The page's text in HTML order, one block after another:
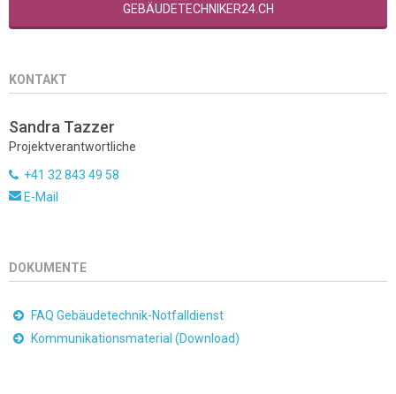
GEBÄUDETECHNIKER24.CH
KONTAKT
Sandra Tazzer
Projektverantwortliche
+41 32 843 49 58
E-Mail
DOKUMENTE
FAQ Gebäudetechnik-Notfalldienst
Kommunikationsmaterial (Download)